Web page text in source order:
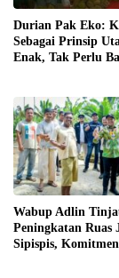
Durian Pak Eko:
Sebagai Prinsip
Enak, Tak Perlu
Wabup Adlin
Peningkatan Ruas
Sipispis,